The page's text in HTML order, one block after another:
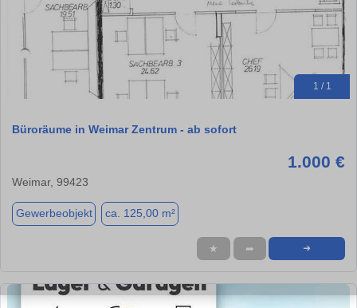
1 / 1
Büroräume in Weimar Zentrum - ab sofort
1.000 €
Weimar, 99423
Gewerbeobjekt ca. 125,00 m²
★ ➦ ➜